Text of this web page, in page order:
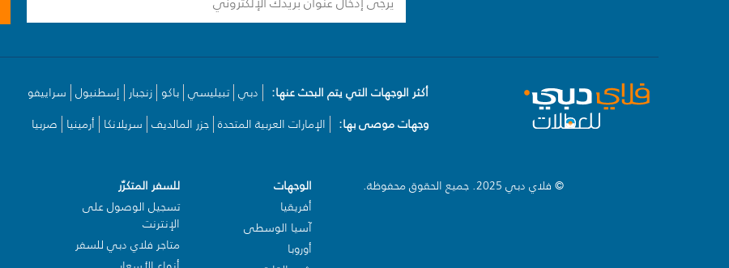
أكثر الوجهات التي يتم البحث عنها: دبي تبيليسي باكو زنجبار إسطنبول سراييفو
وجهات موصى بها:
الإمارات العربية المتحدة جزر المالديف سريلانكا أرمينيا صربيا
© فلاي دبي 2025. جميع الحقوق محفوظة.
الوجهات
أفريقيا
آسيا الوسطى
أوروبا
للسفر المتكرّر
تسجيل الوصول على
الإنترنت
متاجر فلاي دبي للسفر